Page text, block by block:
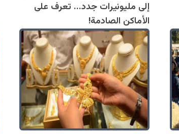
إلى مليونيرات جدد... تعرف على
الأماكن الصادمة!